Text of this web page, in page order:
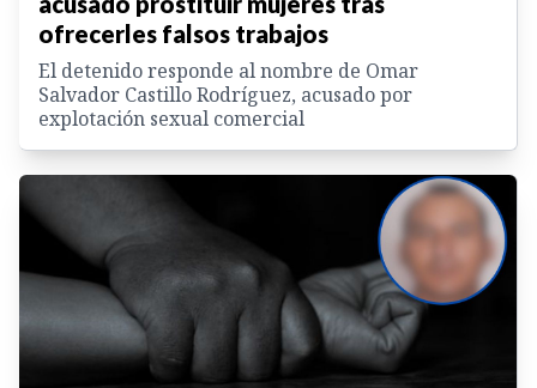
ofrecerles falsos trabajos
El detenido responde al nombre de Omar
Salvador Castillo Rodríguez, acusado por
explotación sexual comercial